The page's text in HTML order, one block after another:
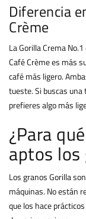
Diferencia
Crème
La Gorilla Crema
Café Crème es más
café más ligero.
tueste. Si buscas una
prefieres algo más
¿Para
aptos los
Los granos Gorilla
máquinas. No están
que los hace